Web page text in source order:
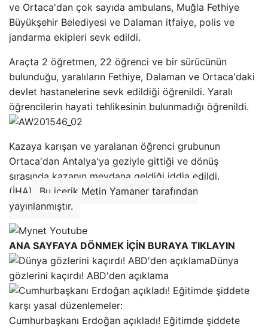
ve Ortaca'dan çok sayıda ambulans, Muğla Fethiye
Büyükşehir Belediyesi ve Dalaman itfaiye, polis ve
jandarma ekipleri sevk edildi.
Araçta 2 öğretmen, 22 öğrenci ve bir sürücünün
bulunduğu, yaralıların Fethiye, Dalaman ve Ortaca'daki
devlet hastanelerine sevk edildiği öğrenildi. Yaralı
öğrencilerin hayati tehlikesinin bulunmadığı öğrenildi.
Kazaya karışan ve yaralanan öğrenci grubunun
Ortaca'dan Antalya'ya geziyle gittiği ve dönüş
sırasında kazanın meydana geldiği iddia edildi.
(İHA)
Bu içerik Metin Yamaner tarafından
yayınlanmıştır.
ANA SAYFAYA DÖNMEK İÇİN BURAYA TIKLAYIN
Dünya
gözlerini kaçırdı! ABD'den açıklama
Cumhurbaşkanı Erdoğan açıkladı! Eğitimde şiddete